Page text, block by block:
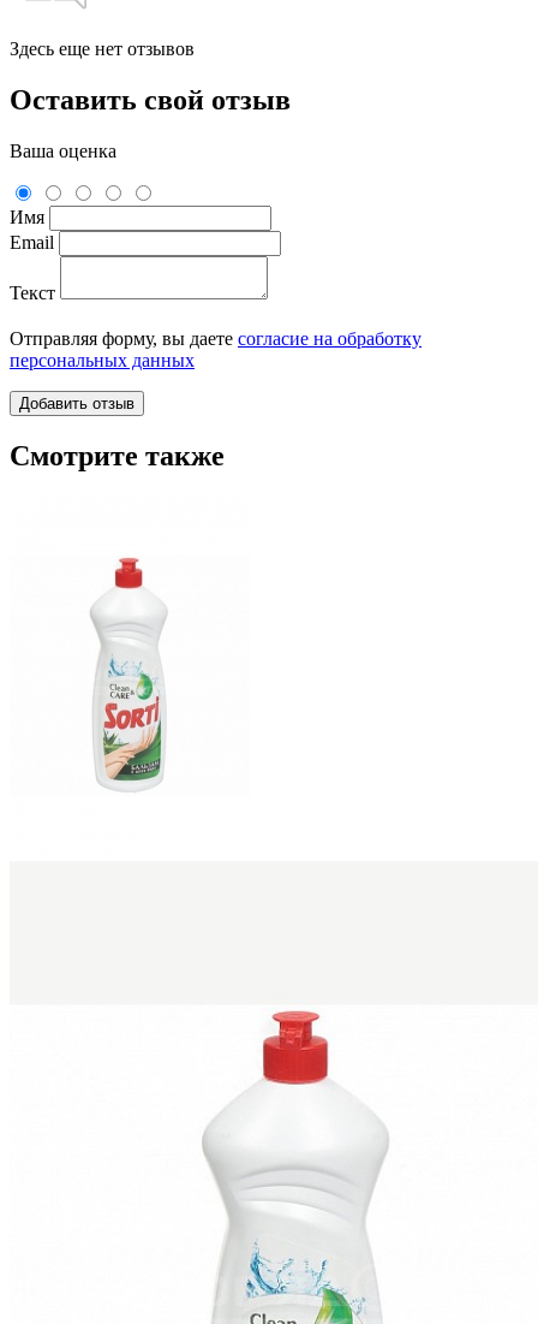
Здесь еще нет отзывов
Оставить свой отзыв
Ваша оценка
Имя
Email
Текст
Отправляя форму, вы даете согласие на обработку
персональных данных
Смотрите также